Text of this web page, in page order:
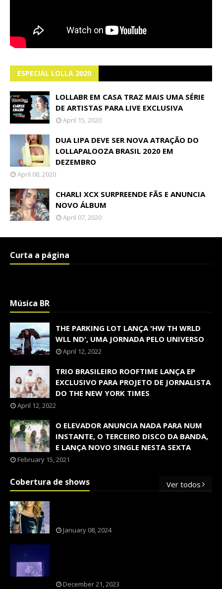
ESPECIAL LOLLA 2020
LOLLABR EM CASA TRAZ MAIS UMA SÉRIE
DE ARTISTAS PARA LIVE EXCLUSIVA
April 15, 2020
DUA LIPA DEVE SER NOVA ATRAÇÃO DO
LOLLAPALOOZA BRASIL 2020 EM
DEZEMBRO
April 08, 2020
CHARLI XCX SURPREENDE FÃS E ANUNCIA
NOVO ÁLBUM
April 07, 2020
Curta a página
Música BR
THE PARKING LOT LANÇA 'HW TH WRLD
WLL ND', UMA JORNADA PELO UNIVERSO
April 12, 2022
TRIO BRASILEIRO ROOFTIME LANÇA EP
EXCLUSIVO PARA PROJETO DE JORNALISTA
DO THE NEW YORK TIMES
April 12, 2022
O ELEVADOR ANUNCIA NADA PARA NUM
INSTANTE, O TERCEIRO DISCO DA BANDA,
E LANÇA NOVO SINGLE NESTA SEXTA
February 15, 2021
Cobertura de shows Ver todos
January 08, 2024
December 21, 2023